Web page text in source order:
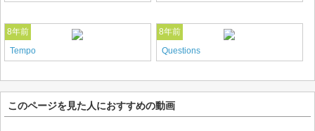
8年前
Tempo
8年前
Questions
このページを見た人におすすめの動画